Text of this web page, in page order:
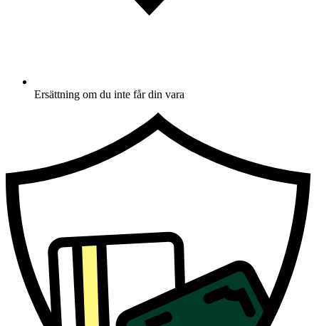
Ersättning om du inte får din vara